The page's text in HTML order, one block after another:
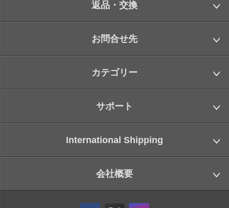
返品・交換
お問合せ先
カテゴリー
サポート
International Shipping
会社概要